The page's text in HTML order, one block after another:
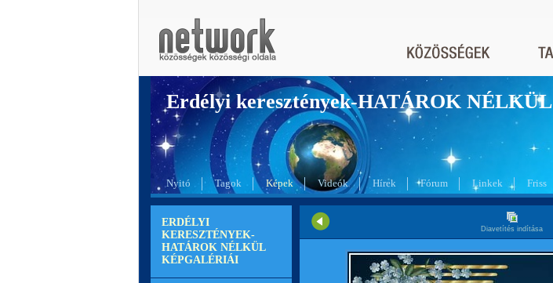
Erdélyi keresztények-HATÁROK NÉLKÜL
Nyitó Tagok Képek Videók Hírek Fórum Linkek Friss
ERDÉLYI
KERESZTÉNYEK-
HATÁROK NÉLKÜL
KÉPGALÉRIÁI
Diavetítés indítása